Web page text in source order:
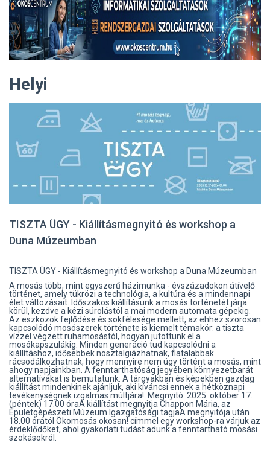
Helyi
TISZTA ÜGY - Kiállításmegnyitó és workshop a
Duna Múzeumban
TISZTA ÜGY - Kiállításmegnyitó és workshop a Duna Múzeumban
A mosás több, mint egyszerű házimunka - évszázadokon átívelő
történet, amely tükrözi a technológia, a kultúra és a mindennapi
élet változásait. Időszakos kiállításunk a mosás történetét járja
körül, kezdve a kézi súrolástól a mai modern automata gépekig.
Az eszközök fejlődése és sokfélesége mellett, az ehhez szorosan
kapcsolódó mosószerek története is kiemelt témakör: a tiszta
vízzel végzett ruhamosástól, hogyan jutottunk el a
mosókapszulákig. Minden generáció tud kapcsolódni a
kiállításhoz, idősebbek nosztalgiázhatnak, fiatalabbak
rácsodálkozhatnak, hogy mennyire nem úgy történt a mosás, mint
ahogy napjainkban. A fenntarthatóság jegyében környezetbarát
alternatívákat is bemutatunk. A tárgyakban és képekben gazdag
kiállítást mindenkinek ajánljuk, aki kíváncsi ennek a hétköznapi
tevékenységnek izgalmas múltjára! Megnyitó: 2025. október 17.
(péntek) 17.00 óraA kiállítást megnyitja Chappon Mária, az
Épületgépészeti Múzeum Igazgatósági tagjaA megnyitója után
18.00 órától Ökomosás okosan! címmel egy workshop-ra várjuk az
érdeklődőket, ahol gyakorlati tudást adunk a fenntartható mosási
szokásokról.